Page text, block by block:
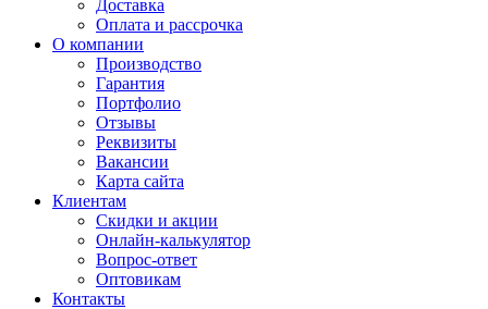
Доставка
Оплата и рассрочка
О компании
Производство
Гарантия
Портфолио
Отзывы
Реквизиты
Вакансии
Карта сайта
Клиентам
Скидки и акции
Онлайн-калькулятор
Вопрос-ответ
Оптовикам
Контакты